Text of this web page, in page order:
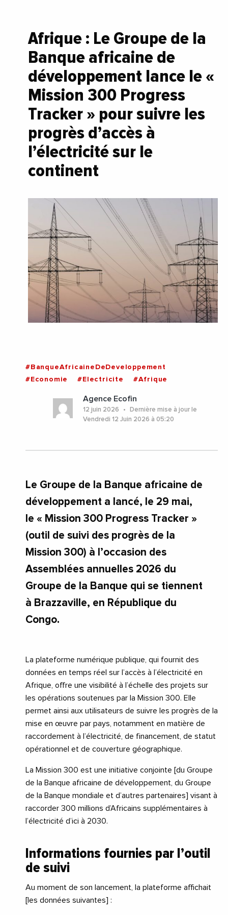
Afrique : Le Groupe de la
Banque africaine de
développement lance le «
Mission 300 Progress
Tracker » pour suivre les
progrès d’accès à
l’électricité sur le
continent
#BanqueAfricaineDeDeveloppement
#Economie
#Electricite #Afrique
Agence Ecofin
12 juin 2026
Dernière mise à jour le
Vendredi 12 Juin 2026 à 05:20
Le Groupe de la Banque africaine de
développement a lancé, le 29 mai,
le « Mission 300 Progress Tracker »
(outil de suivi des progrès de la
Mission 300) à l’occasion des
Assemblées annuelles 2026 du
Groupe de la Banque qui se tiennent
à Brazzaville, en République du
Congo.
La plateforme numérique publique, qui fournit des
données en temps réel sur l’accès à l’électricité en
Afrique, offre une visibilité à l’échelle des projets sur
les opérations soutenues par la Mission 300. Elle
permet ainsi aux utilisateurs de suivre les progrès de la
mise en œuvre par pays, notamment en matière de
raccordement à l’électricité, de financement, de statut
opérationnel et de couverture géographique.
La Mission 300 est une initiative conjointe [du Groupe
de la Banque africaine de développement, du Groupe
de la Banque mondiale et d’autres partenaires] visant à
raccorder 300 millions d’Africains supplémentaires à
l’électricité d’ici à 2030.
Informations fournies par l’outil
de suivi
Au moment de son lancement, la plateforme affichait
[les données suivantes] :